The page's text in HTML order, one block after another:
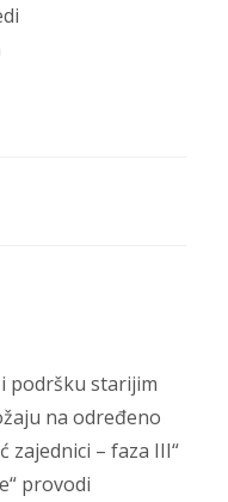
podršku starijim
na određeno
zajednici – faza III“
provodi